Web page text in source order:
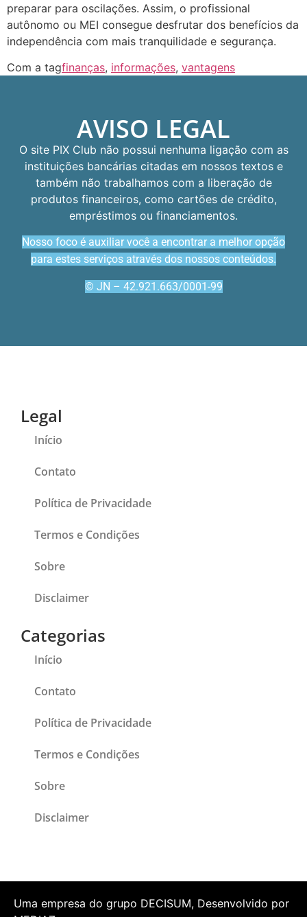
preparar para oscilações. Assim, o profissional
autônomo ou MEI consegue desfrutar dos benefícios da
independência com mais tranquilidade e segurança.
Com a tagfinanças, informações, vantagens
AVISO LEGAL
O site PIX Club não possui nenhuma ligação com as
instituições bancárias citadas em nossos textos e
também não trabalhamos com a liberação de
produtos financeiros, como cartões de crédito,
empréstimos ou financiamentos.
Nosso foco é auxiliar você a encontrar a melhor opção
para estes serviços através dos nossos conteúdos.
© JN – 42.921.663/0001-99
Legal
Início
Contato
Política de Privacidade
Termos e Condições
Sobre
Disclaimer
Categorias
Início
Contato
Política de Privacidade
Termos e Condições
Sobre
Disclaimer
Uma empresa do grupo DECISUM, Desenvolvido por